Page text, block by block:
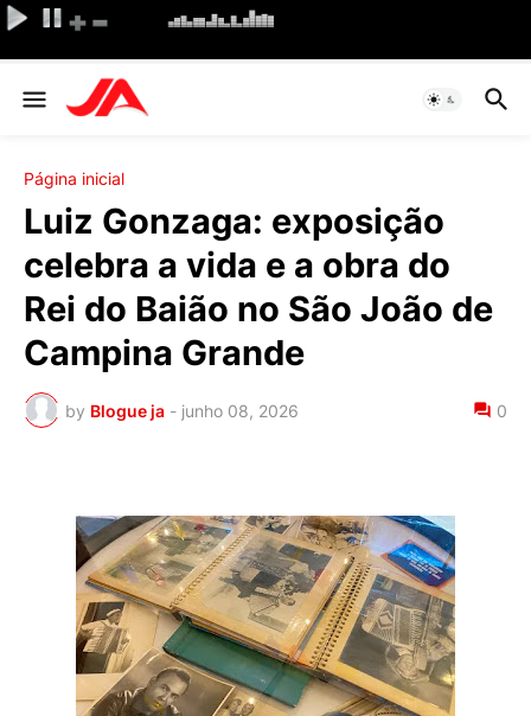
Página inicial
Luiz Gonzaga: exposição
celebra a vida e a obra do
Rei do Baião no São João de
Campina Grande
by Blogue ja - junho 08, 2026 0